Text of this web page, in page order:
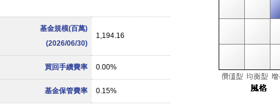
基金規模(百萬)
(2026/06/30)
1,194.16
買回手續費率 0.00%
基金保管費率 0.15%